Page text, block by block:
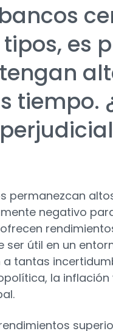
es
tiempo.
permanezcan
negativo
útil en un
a tantas
la